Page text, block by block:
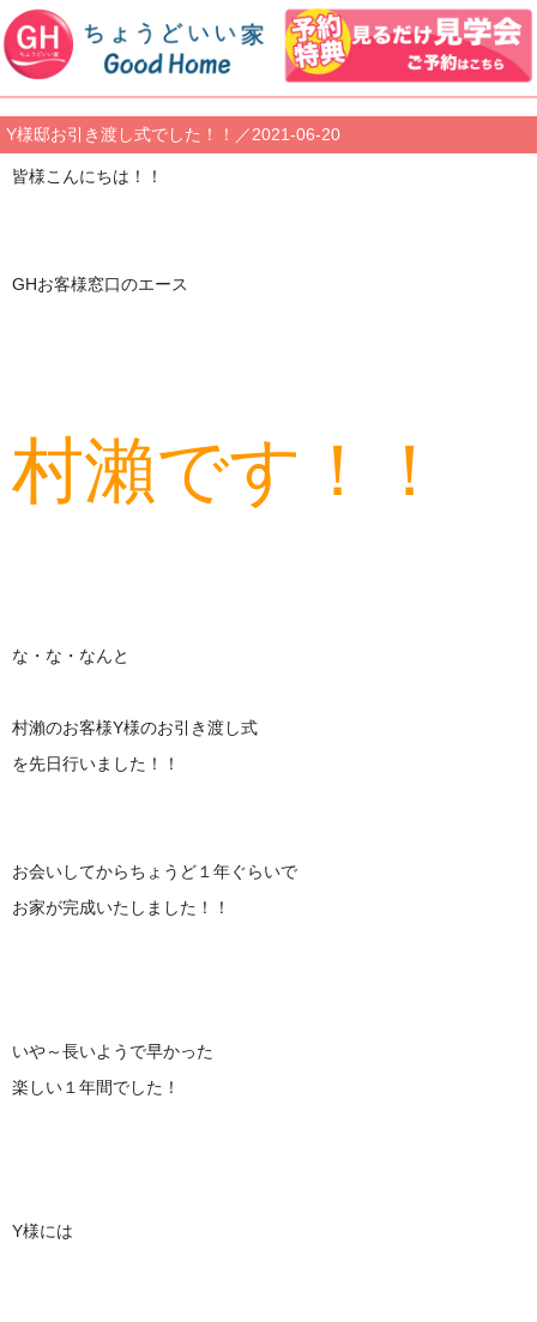
Y様邸お引き渡し式でした！！／2021-06-20
皆様こんにちは！！
GHお客様窓口のエース
村瀨です！！
な・な・なんと
村瀨のお客様Y様のお引き渡し式
を先日行いました！！
お会いしてからちょうど１年ぐらいで
お家が完成いたしました！！
いや～長いようで早かった
楽しい１年間でした！
Y様には